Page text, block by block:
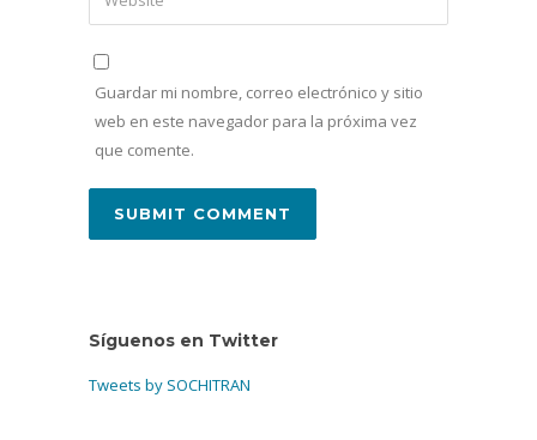
Guardar mi nombre, correo electrónico y sitio
web en este navegador para la próxima vez
que comente.
Síguenos en Twitter
Tweets by SOCHITRAN